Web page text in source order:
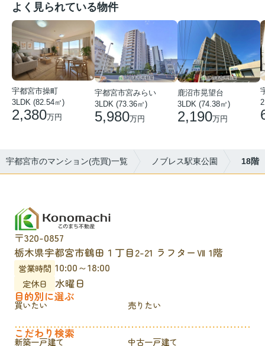
よく見られている物件
宇都宮市操町
3LDK (82.54㎡)
2,380万円
宇都宮市宮みらい
3LDK (73.36㎡)
5,980万円
鹿沼市晃望台
3LDK (74.38㎡)
2,190万円
宇都宮市のマンション(売買)一覧 ノブレス駅東公園 18階
〒320-0857
栃木県宇都宮市鶴田１丁目2-21 ラフターⅦ 1階
営業時間 10:00～18:00
定休日
水曜日
目的別に選ぶ
買いたい 売りたい
こだわり検索
新築一戸建て 中古一戸建て